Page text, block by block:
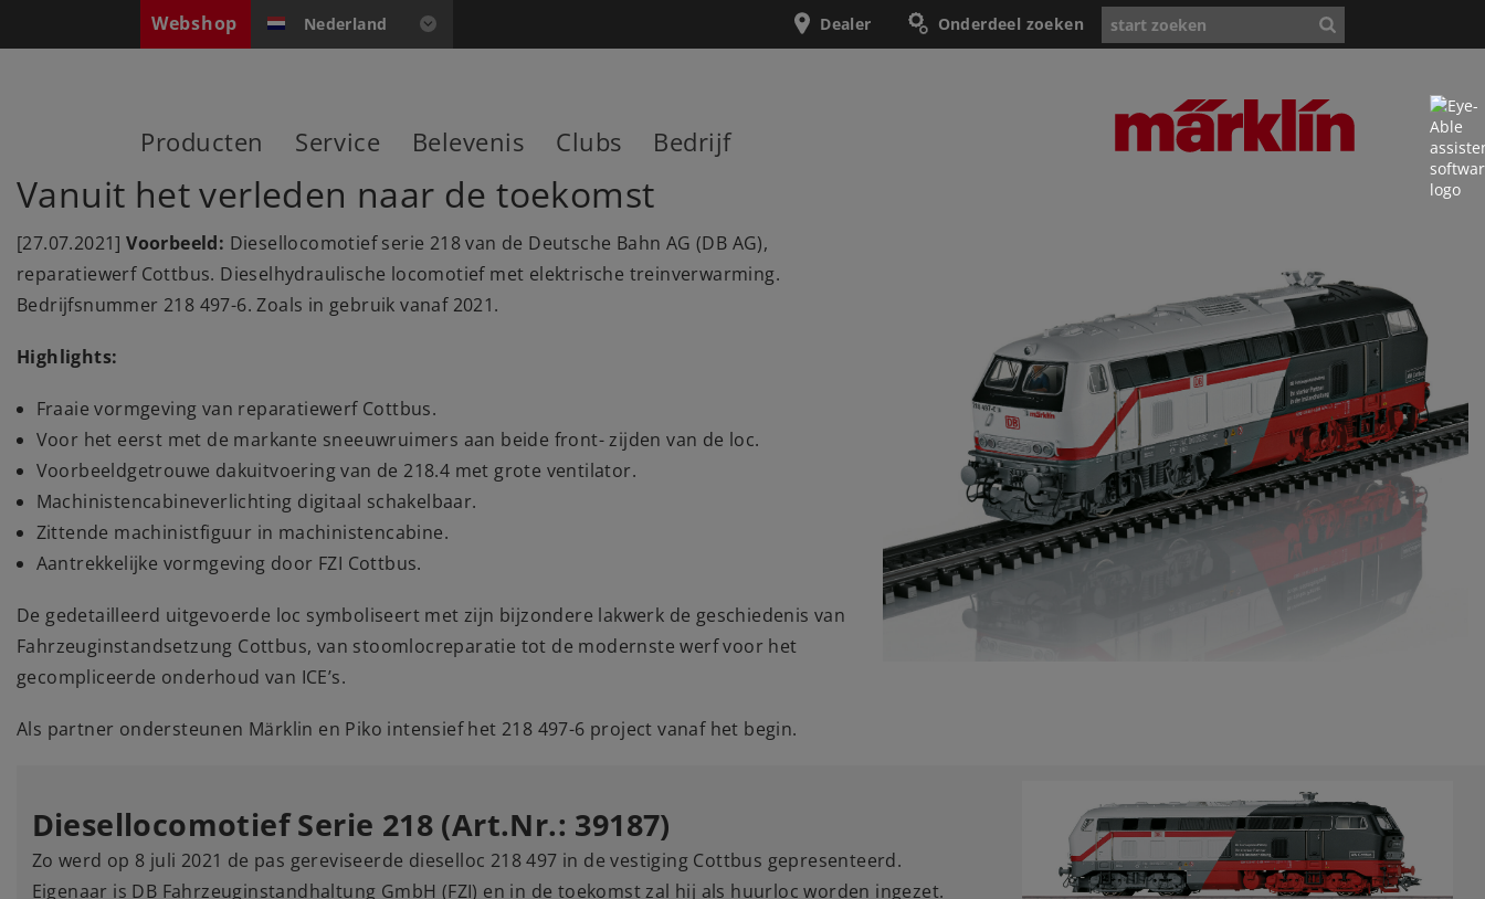
Webshop Nederland Onderdeel zoeken
Dealer
Producten Service Belevenis Clubs Bedrijf
Vanuit het verleden naar de toekomst
[27.07.2021]Voorbeeld: Diesellocomotief serie 218 van de Deutsche Bahn AG (DB AG),
reparatiewerf Cottbus. Dieselhydraulische locomotief met elektrische treinverwarming.
Bedrijfsnummer 218 497-6. Zoals in gebruik vanaf 2021.
Highlights:
Fraaie vormgeving van reparatiewerf Cottbus.
Voor het eerst met de markante sneeuwruimers aan beide front- zijden van de loc.
Voorbeeldgetrouwe dakuitvoering van de 218.4 met grote ventilator.
Machinistencabineverlichting digitaal schakelbaar.
Zittende machinistfiguur in machinistencabine.
Aantrekkelijke vormgeving door FZI Cottbus.
De gedetailleerd uitgevoerde loc symboliseert met zijn bijzondere lakwerk de geschiedenis van
Fahrzeuginstandsetzung Cottbus, van stoomlocreparatie tot de modernste werf voor het
gecompliceerde onderhoud van ICE’s.
Als partner ondersteunen Märklin en Piko intensief het 218 497-6 project vanaf het begin.
Diesellocomotief Serie 218 (Art.Nr.: 39187)
Zo werd op 8 juli 2021 de pas gereviseerde dieselloc 218 497 in de vestiging Cottbus gepresenteerd.
Eigenaar is DB Fahrzeuginstandhaltung GmbH (FZI) en in de toekomst zal hij als huurloc worden ingezet.